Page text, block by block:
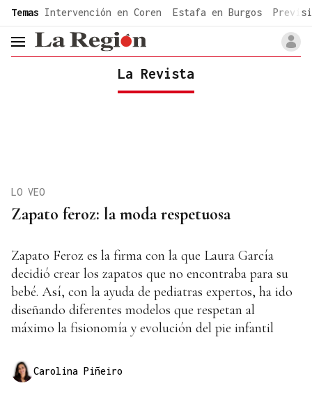
common.go-to-content
Temas Intervención en Coren Estafa en Burgos
header.menu.open
La Revista
Zapato feroz: la moda respetuosa
LO VEO
Zapato Feroz es la firma con la que Laura García
decidió crear los zapatos que no encontraba para su
bebé. Así, con la ayuda de pediatras expertos, ha ido
diseñando diferentes modelos que respetan al
máximo la fisionomía y evolución del pie infantil
Carolina Piñeiro